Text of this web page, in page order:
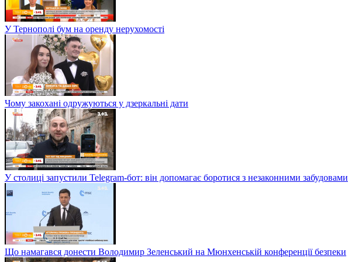
У Тернополі бум на оренду нерухомості
Чому закохані одружуються у дзеркальні дати
У столиці запустили Telegram-бот: він допомагає боротися з незаконними забудовами
Що намагався донести Володимир Зеленський на Мюнхенській конференції безпеки